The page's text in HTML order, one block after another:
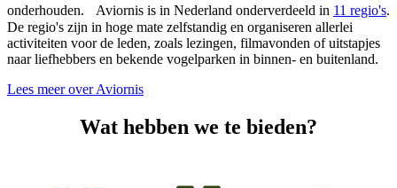
onderhouden. Aviornis is in Nederland onderverdeeld in 11 regio's.
De regio's zijn in hoge mate zelfstandig en organiseren allerlei
activiteiten voor de leden, zoals lezingen, filmavonden of uitstapjes
naar liefhebbers en bekende vogelparken in binnen- en buitenland.
Lees meer over Aviornis
Wat hebben we te bieden?